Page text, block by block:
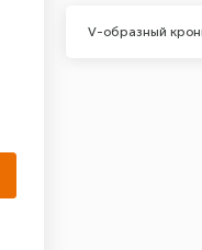
V-образный